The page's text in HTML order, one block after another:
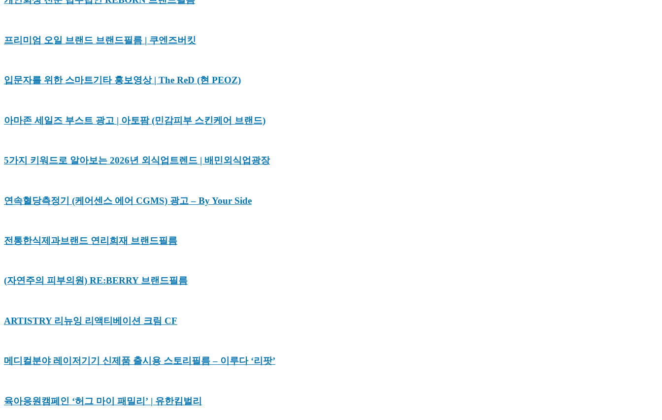
프리미엄 오일 브랜드 브랜드필름 | 쿠엔즈버킷
입문자를 위한 스마트기타 홍보영상 | The ReD (현 PEOZ)
아마존 세일즈 부스트 광고 | 아토팜 (민감피부 스킨케어 브랜드)
5가지 키워드로 알아보는 2026년 외식업트렌드 | 배민외식업광장
연속혈당측정기 (케어센스 에어 CGMS) 광고 – By Your Side
전통한식제과브랜드 연리희재 브랜드필름
(자연주의 피부의원) RE:BERRY 브랜드필름
ARTISTRY 리뉴잉 리액티베이션 크림 CF
메디컬분야 레이저기기 신제품 출시용 스토리필름 – 이루다 ‘리팟’
육아응원캠페인 ‘허그 마이 패밀리’ | 유한킴벌리